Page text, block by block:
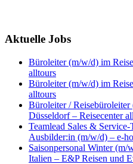
Aktuelle Jobs
Büroleiter (m/w/d) im
alltours
Büroleiter (m/w/d) im
alltours
Büroleiter /
Düsseldorf – Reisecenter
Teamlead Sales &
Ausbilder:in (m/w/d) – e-
Saisonpersonal Winter
Italien – E&P Reisen und